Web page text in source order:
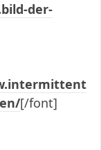
der-
[/font]